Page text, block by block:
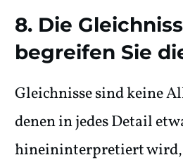
8. Die
begreifen Sie
Gleichnisse sind keine
denen in jedes Detail
hineininterpretiert wird,